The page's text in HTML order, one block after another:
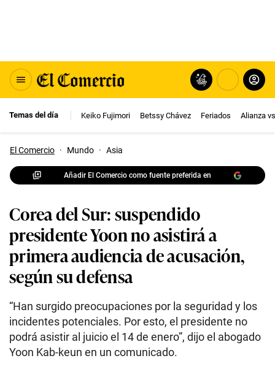
Temas del día Keiko Fujimori Betssy Chávez Feriados Alianza
El Comercio · Mundo · Asia
Añadir El Comercio como fuente preferida en
Corea del Sur: suspendido
presidente Yoon no asistirá a
primera audiencia de acusación,
según su defensa
“Han surgido preocupaciones por la seguridad y los
incidentes potenciales. Por esto, el presidente no
podrá asistir al juicio el 14 de enero”, dijo el abogado
Yoon Kab-keun en un comunicado.